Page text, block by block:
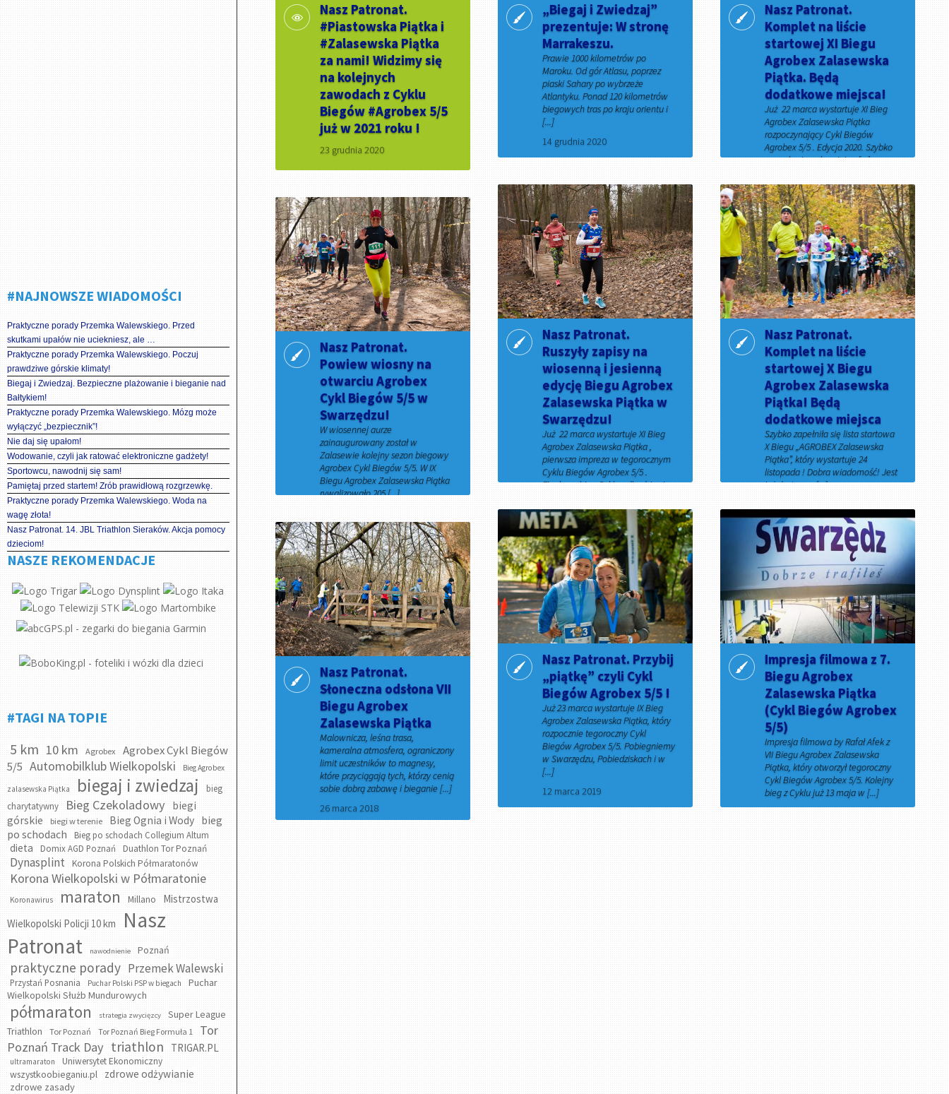
#NAJNOWSZE WIADOMOŚCI
Praktyczne porady Przemka Walewskiego. Przed
skutkami upałów nie uciekniesz, ale …
Praktyczne porady Przemka Walewskiego. Poczuj
prawdziwe górskie klimaty!
Biegaj i Zwiedzaj. Bezpieczne plażowanie i bieganie nad
Bałtykiem!
Praktyczne porady Przemka Walewskiego. Mózg może
wyłączyć „bezpiecznik”!
Nie daj się upałom!
Wodowanie, czyli jak ratować elektroniczne gadżety!
Sportowcu, nawodnij się sam!
Pamiętaj przed startem! Zrób prawidłową rozgrzewkę.
Praktyczne porady Przemka Walewskiego. Woda na
wagę złota!
Nasz Patronat. 14. JBL Triathlon Sieraków. Akcja pomocy
dzieciom!
NASZE REKOMENDACJE
#TAGI NA TOPIE
5 km 10 km Agrobex
Agrobex Cykl Biegów
5/5 Automobilklub Wielkopolski Bieg Agrobex
zalasewska Piątka biegaj i zwiedzaj
bieg
charytatywny
Bieg Czekoladowy
biegi
górskie
biegi w terenie Bieg Ognia i Wody bieg
po schodach
Bieg po schodach Collegium Altum
dieta Domix AGD Poznań Duathlon Tor Poznań
Dynasplint Korona Polskich Półmaratonów
Korona Wielkopolski w Półmaratonie
Koronawirus maraton Millano
Mistrzostwa
Wielkopolski Policji 10 km
Nasz
Patronat
nawodnienie Poznań
praktyczne porady Przemek Walewski
Przystań Posnania Puchar Polski PSP w biegach
Puchar
Wielkopolski Służb Mundurowych
półmaraton strategia zwycięzcy
Super League
Triathlon
Tor Poznań Tor Poznań Bieg Formuła 1
Tor
Poznań Track Day triathlon TRIGAR.PL
ultramaraton Uniwersytet Ekonomiczny
wszystkoobieganiu.pl zdrowe odżywianie
zdrowe zasady
Nasz Patronat.
#Piastowska Piątka i
#Zalasewska Piątka
za nami! Widzimy się
na kolejnych
zawodach z Cyklu
Biegów #Agrobex 5/5
już w 2021 roku !
23 grudnia 2020
„Biegaj i Zwiedzaj”
prezentuje: W stronę
Marrakeszu.
Prawie 1000 kilometrów po
Maroku. Od gór Atlasu, poprzez
piaski Sahary po wybrzeże
Atlantyku. Ponad 120 kilometrów
biegowych tras po kraju orientu i
[...]
14 grudnia 2020
Nasz Patronat.
Komplet na liście
startowej XI Biegu
Agrobex Zalasewska
Piątka. Będą
dodatkowe miejsca!
Już 22 marca wystartuje XI Bieg
Agrobex Zalasewska Piątka
rozpoczynający Cykl Biegów
Agrobex 5/5 . Edycja 2020. Szybko
rozeszła się pula miejsc. [...]
Nasz Patronat.
Ruszyły zapisy na
wiosenną i jesienną
edycję Biegu Agrobex
Zalasewska Piątka w
Swarzędzu!
Już 22 marca wystartuje XI Bieg
Agrobex Zalasewska Piątka ,
pierwsza impreza w tegorocznym
Cyklu Biegów Agrobex 5/5 .
Finałowy bieg Cyklu odbędzie się
15 stycznia 2020
Nasz Patronat.
Komplet na liście
startowej X Biegu
Agrobex Zalasewska
Piątka! Będą
dodatkowe miejsca
Szybko zapełniła się lista startowa
X Biegu „AGROBEX Zalasewska
Piątka”, który wystartuje 24
listopada ! Dobra wiadomość! Jest
już dostępna [...]
Nasz Patronat.
Powiew wiosny na
otwarciu Agrobex
Cykl Biegów 5/5 w
Swarzędzu!
W wiosennej aurze
zainaugurowany został w
Zalasewie kolejny sezon biegowy
Agrobex Cykl Biegów 5/5. W IX
Biegu Agrobex Zalasewska Piątka
rywalizowało 205 [...]
Nasz Patronat. Przybij
„piątkę” czyli Cykl
Biegów Agrobex 5/5 !
Już 23 marca wystartuje IX Bieg
Agrobex Zalasewska Piątka, który
rozpocznie tegoroczny Cykl
Biegów Agrobex 5/5. Pobiegniemy
w Swarzędzu, Pobiedziskach i w
[...]
12 marca 2019
Impresja filmowa z 7.
Biegu Agrobex
Zalasewska Piątka
(Cykl Biegów Agrobex
5/5)
Impresja filmowa by Rafał Afek z
VII Biegu Agrobex Zalasewska
Piątka, który otworzył tegoroczny
Cykl Biegów Agrobex 5/5. Kolejny
bieg z Cyklu już 13 maja w [...]
Nasz Patronat.
Słoneczna odsłona VII
Biegu Agrobex
Zalasewska Piątka
Malownicza, leśna trasa,
kameralna atmosfera, ograniczony
limit uczestników to magnesy,
które przyciągają tych, którzy cenią
sobie dobrą zabawę i bieganie [...]
26 marca 2018